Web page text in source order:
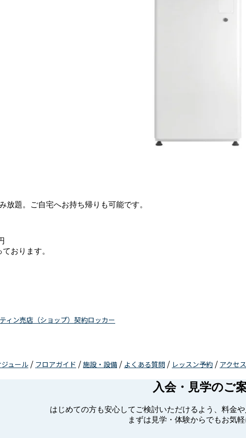
放題。ご自宅へお持ち帰りも可能です。
おります。
ィン売店（ショップ） 契約ロッカー
ュール / フロアガイド / 施設・設備 / よくある質問 / レッスン予約 / アクセス
入会・見学のご
はじめての方も安心してご検討いただけるよう、料金
まずは見学・体験からでもお気軽